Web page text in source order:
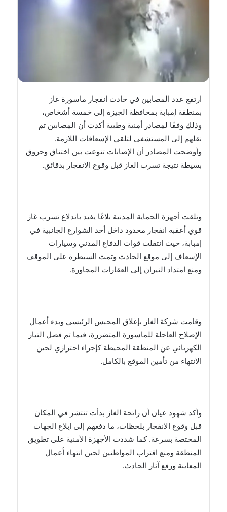
ارتفع عدد المصابين في حادث انفجار ماسورة غاز
بمنطقة إمبابة بمحافظة الجيزة إلى خمسة أشخاص،
وذلك وفقًا لمصادر أمنية وطبية أكدت أن المصابين تم
نقلهم إلى المستشفى لتلقي الإسعافات اللازمة.
وأوضحت المصادر أن الإصابات تنوعت بين اختناق وحروق
بسيطة نتيجة تسرب الغاز قبل وقوع الانفجار بدقائق.
وتلقت أجهزة الحماية المدنية بلاغًا يفيد باندلاع تسرب غاز
قوي أعقبه انفجار محدود داخل أحد الشوارع الجانبية في
إمبابة، حيث انتقلت قوات الدفاع المدني وسيارات
الإسعاف إلى موقع الحادث وتمت السيطرة على الموقف
ومنع امتداد النيران إلى العقارات المجاورة.
وقامت شركة الغاز بإغلاق المحبس الرئيسي وبدء أعمال
الإصلاح العاجلة للماسورة المتضررة، فيما تم فصل التيار
الكهربائي عن المنطقة المحيطة كإجراء احترازي لحين
الانتهاء من تأمين الموقع بالكامل.
وأكد شهود عيان أن رائحة الغاز بدأت تنتشر في المكان
قبل وقوع الانفجار بلحظات، ما دفعهم إلى إبلاغ الجهات
المختصة بسرعة. كما شددت الأجهزة الأمنية على تطويق
المنطقة ومنع اقتراب المواطنين لحين انتهاء أعمال
المعاينة ورفع آثار الحادث.